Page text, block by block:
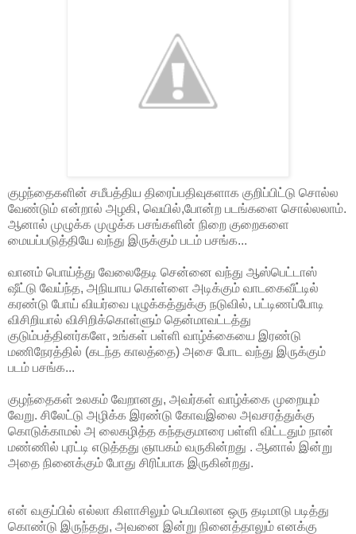
குழந்தைகளின் சமீபத்திய திரைப்பதிவுகளாக குறிப்பிட்டு சொல்ல
வேண்டும் என்றால் அழகி, வெயில்,போன்ற படங்களை சொல்லலாம்.
ஆனால் முழுக்க முழுக்க பசங்களின் நிறை குறைகளை
மையப்படுத்தியே வந்து இருக்கும் படம் பசங்க...
வானம் பொய்த்து வேலைதேடி சென்னை வந்து ஆஸ்பெட்டாஸ்
ஷீட்டு வேய்ந்த, அநியாய கொள்ளை அடிக்கும் வாடகைவீட்டில்
கரண்டு போய் வியர்வை புழுக்கத்துக்கு நடுவில், பட்டிணப்போடி
விசிறியால் விசிறிக்கொள்ளும் தென்மாவட்டத்து
குடும்பத்தினர்களே, உங்கள் பள்ளி வாழ்க்கையை இரண்டு
மணிநேரத்தில் (கடந்த காலத்தை) அசை போட வந்து இருக்கும்
படம் பசங்க...
குழந்தைகள் உலகம் வேறானது, அவர்கள் வாழ்க்கை முறையும்
வேறு. சிலேட்டு அழிக்க இரண்டு கோவஇலை அவசரத்துக்கு
கொடுக்காமல் அ லைகழித்த கந்தகுமாரை பள்ளி விட்டதும் நான்
மண்ணில் புரட்டி எடுத்தது ஞாபகம் வருகின்றது . ஆனால் இன்று
அதை நினைக்கும் போது சிரிப்பாக இருகின்றது.
என் வகுப்பில் எல்லா கிளாசிலும் பெயிலான ஒரு தடிமாடு படித்து
கொண்டு இருந்தது, அவனை இன்று நினைத்தாலும் எனக்கு